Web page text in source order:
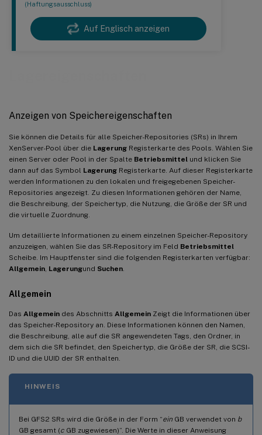
(Haftungsausschluss)
Auf Englisch anzeigen
Anzeigen von Speichereigenschaften
Sie können die Details für alle Speicher-Repositories (SRs) in Ihrem
XenServer-Pool über die Lagerung Registerkarte des Pools. Wählen Sie
einen Server oder Pool in der Spalte Betriebsmittel und klicken Sie
dann auf das Symbol Lagerung Registerkarte. Auf dieser Registerkarte
werden Informationen zu den lokalen und freigegebenen Speicher-
Repositories angezeigt. Zu diesen Informationen gehören der Name,
die Beschreibung, der Speichertyp, die Nutzung, die Größe der SR und
die virtuelle Zuordnung.
Um detaillierte Informationen zu einem einzelnen Speicher-Repository
anzuzeigen, wählen Sie das SR-Repository im Feld Betriebsmittel
Scheibe. Im Hauptfenster sind die folgenden Registerkarten verfügbar:
Allgemein Lagerungund Suchen
Allgemein
Das Allgemein des Abschnitts Allgemein Zeigt die Informationen über
das Speicher-Repository an. Diese Informationen können den Namen,
die Beschreibung, alle auf die SR angewendeten Tags, den Ordner, in
dem sich die SR befindet, den Speichertyp, die Größe der SR, die SCSI-
ID und die UUID der SR enthalten.
HINWEIS
Bei GFS2 SRs wird die Größe in der Form “ein GB verwendet von b
GB gesamt (c GB zugewiesen)”. Die Werte in dieser Anweisung